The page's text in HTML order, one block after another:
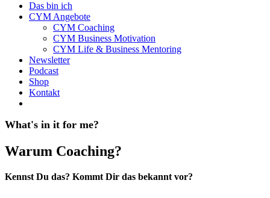
Das bin ich
CYM Angebote
CYM Coaching
CYM Business Motivation
CYM Life & Business Mentoring
Newsletter
Podcast
Shop
Kontakt
What's in it for me?
Warum Coaching?
Kennst Du das? Kommt Dir das bekannt vor?